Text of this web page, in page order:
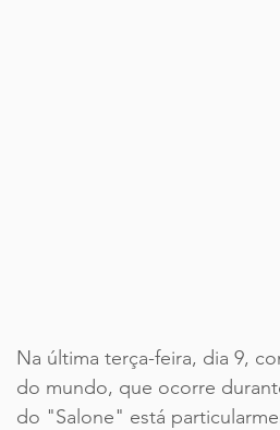
Na última terça-feira, dia 9,
do mundo, que ocorre
do "Salone" está